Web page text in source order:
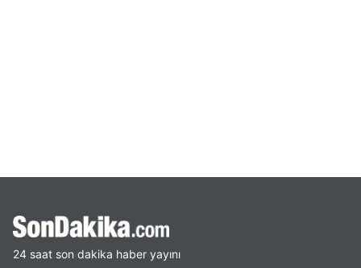
24 saat son dakika haber yayını